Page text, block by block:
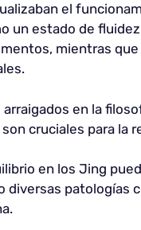
el
un estado de
mientras
en la
cruciales para la
en los Jing
diversas patologías